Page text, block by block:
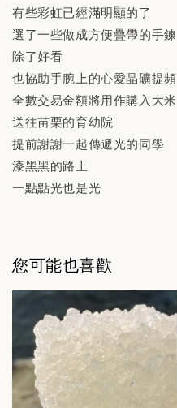
有些彩虹已經滿明顯的了
選了一些做成方便疊帶的手鍊
除了好看
也協助手腕上的心愛晶礦提頻
全數交易金額將用作購入大米
送往苗栗的育幼院
提前謝謝一起傳遞光的同學
漆黑黑的路上
一點點光也是光
您可能也喜歡